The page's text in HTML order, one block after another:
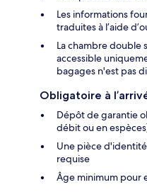
Les informations
traduites à l’aide
La chambre double
accessible
bagages n'est pas
Obligatoire à
Dépôt de garantie
débit ou en
Une pièce
requise
Âge minimum pour